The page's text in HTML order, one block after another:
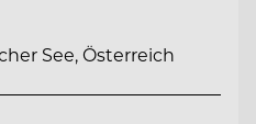
See, Österreich